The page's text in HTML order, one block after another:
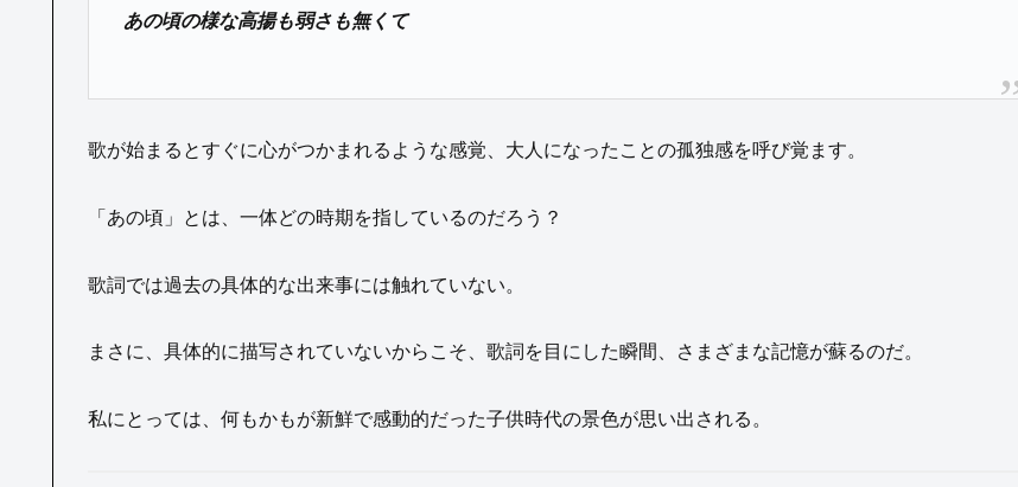
あの頃の様な高揚も弱さも無くて
歌が始まるとすぐに心がつかまれるような感覚、大人になったことの孤独感を呼び覚ます。
「あの頃」とは、一体どの時期を指しているのだろう？
歌詞では過去の具体的な出来事には触れていない。
まさに、具体的に描写されていないからこそ、歌詞を目にした瞬間、さまざまな記憶が蘇るのだ。
私にとっては、何もかもが新鮮で感動的だった子供時代の景色が思い出される。